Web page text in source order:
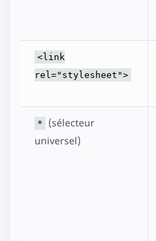
<link
rel="stylesheet">
*
(sélecteur
universel)